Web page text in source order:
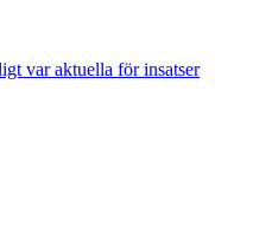
var aktuella för insatser